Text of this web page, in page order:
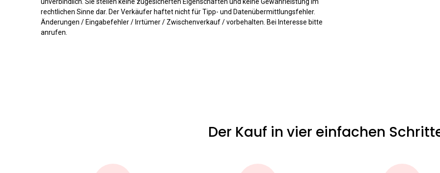
rechtlichen Sinne dar. Der Verkäufer haftet nicht für Tipp- und Datenübermittlungsfehler.
Änderungen / Eingabefehler / Irrtümer / Zwischenverkauf / vorbehalten. Bei Interesse bitte
anrufen.
Der Kauf in vier einfachen